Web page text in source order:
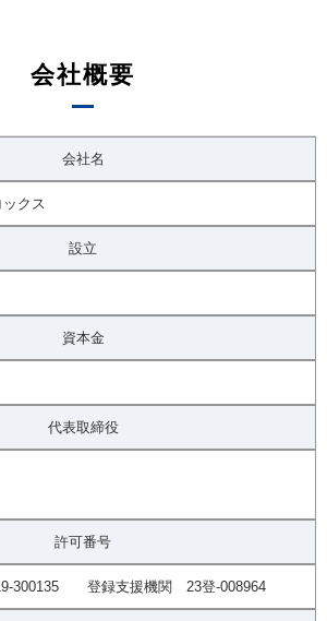
会社概要
会社名
クス
設立
資本金
代表取締役
許可番号
300135 登録支援機関 23登-008964